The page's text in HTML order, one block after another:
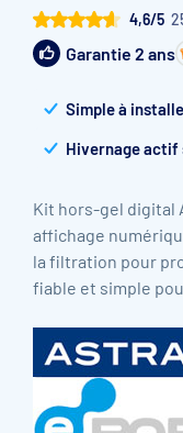
4,6/5
Garantie 2 ans
Simple à
Hivernage actif
Kit hors-gel digital
affichage
la filtration pour
fiable et simple